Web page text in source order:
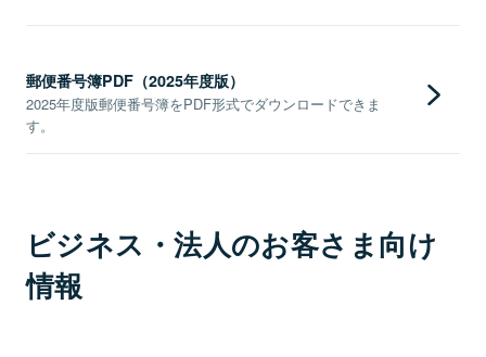
郵便番号簿PDF（2025年度版）
2025年度版郵便番号簿をPDF形式でダウンロードできま
す。
ビジネス・法人のお客さま向け
情報